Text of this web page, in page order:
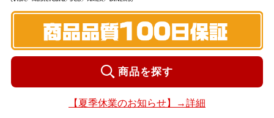
商品を探す
【夏季休業のお知らせ】→詳細